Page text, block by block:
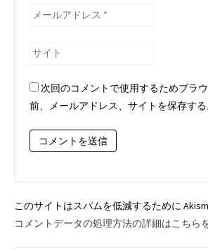
メ
ル
ド
レ
*
サ
ト 次回のコメントで使用するためブラ
前、メールアドレス、サイトを保存する
このサイトはスパムを低減するために
コメントデータの処理方法の詳細はこちら